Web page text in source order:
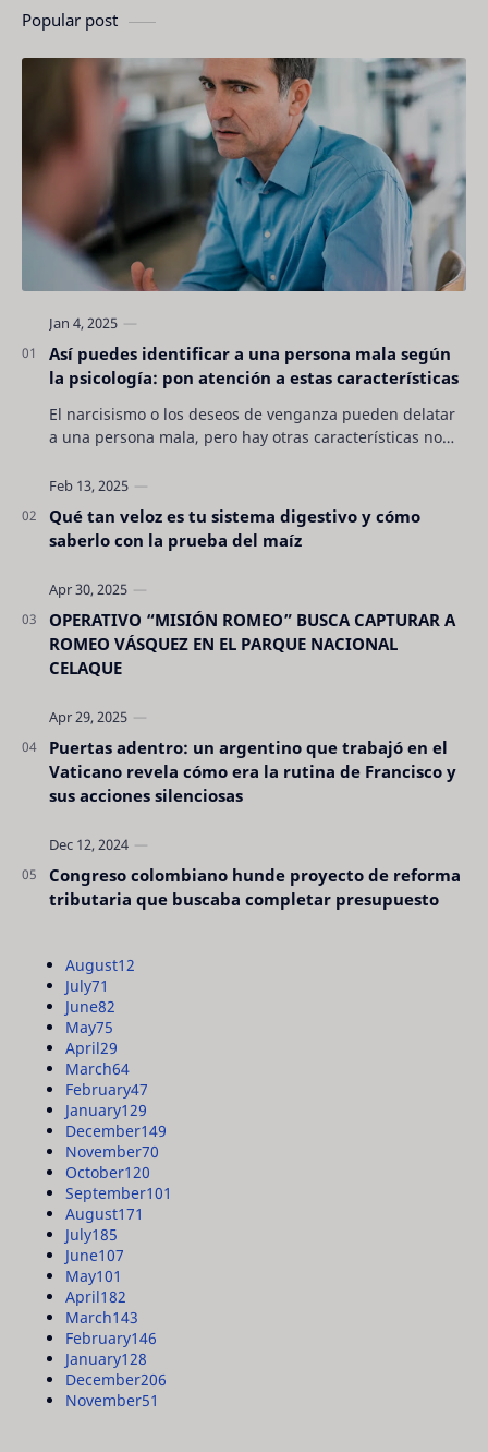
Popular post
Así puedes identificar a una persona mala según
la psicología: pon atención a estas características
El narcisismo o los deseos de venganza pueden delatar
a una persona mala, pero hay otras características no
Qué tan veloz es tu sistema digestivo y cómo
saberlo con la prueba del maíz
OPERATIVO “MISIÓN ROMEO” BUSCA CAPTURAR A
ROMEO VÁSQUEZ EN EL PARQUE NACIONAL
CELAQUE
Puertas adentro: un argentino que trabajó en el
Vaticano revela cómo era la rutina de Francisco y
sus acciones silenciosas
Congreso colombiano hunde proyecto de reforma
tributaria que buscaba completar presupuesto
August12
July71
June82
May75
April29
March64
February47
January129
December149
November70
October120
September101
August171
July185
June107
May101
April182
March143
February146
January128
December206
November51